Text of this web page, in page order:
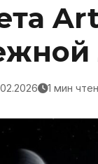
1 мин